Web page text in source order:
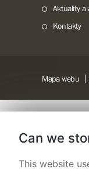
Aktuality a
Kontakty
Mapa webu
Can we
This website